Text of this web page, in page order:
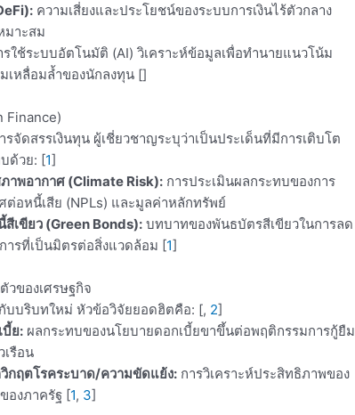
ความเสี่ยงและประโยชน์ของระบบการเงินไร้ตัวกลาง
มาะสม
ใช้ระบบอัตโนมัติ (AI) วิเคราะห์ข้อมูลเพื่อทำนายแนวโน้ม
เหลื่อมล้ำของนักลงทุน[]
Finance)
จัดสรรเงินทุน ผู้เชี่ยวชาญระบุว่าเป็นประเด็นที่มีการเติบโต
ด้วย: [1]
ภาพอากาศ (Climate Risk):การประเมินผลกระทบของการ
ต่อหนี้เสีย (NPLs) และมูลค่าหลักทรัพย์
เขียว (Green Bonds):บทบาทของพันธบัตรสีเขียวในการลด
ารที่เป็นมิตรต่อสิ่งแวดล้อม [1]
วของเศรษฐกิจ
บบริบทใหม่ หัวข้อวิจัยยอดฮิตคือ: [, 2]
บี้ย:ผลกระทบของนโยบายดอกเบี้ยขาขึ้นต่อพฤติกรรมการกู้ยืม
รือน
กฤตโรคระบาด/ความขัดแย้ง:การวิเคราะห์ประสิทธิภาพของ
องภาครัฐ[1, 3]